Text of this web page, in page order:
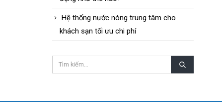
Hệ thống nước nóng trung tâm cho
khách sạn tối ưu chi phí